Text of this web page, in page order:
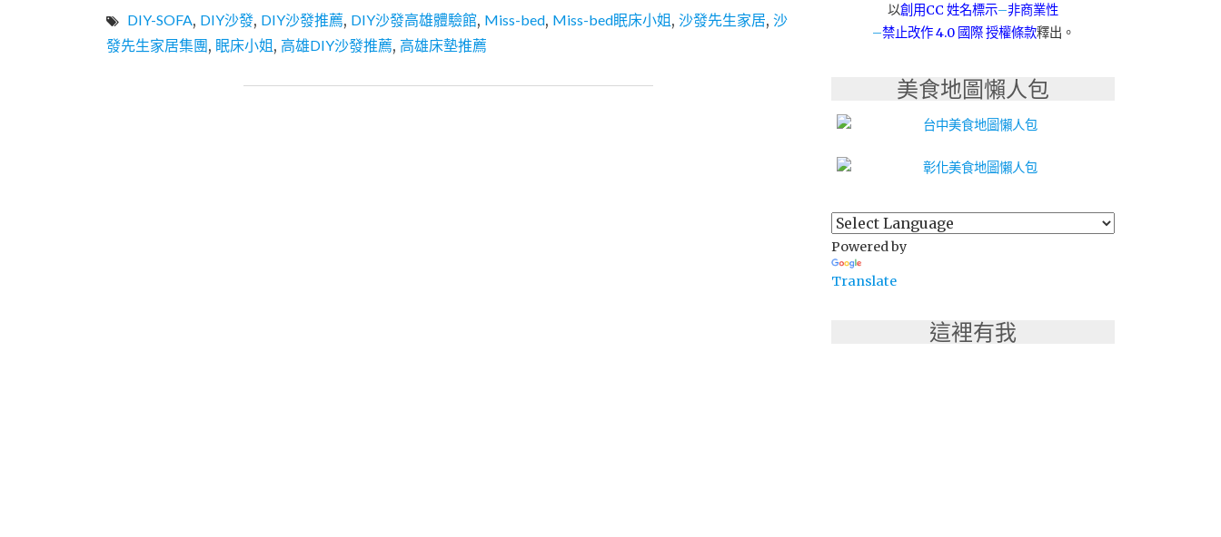
也
DIY-SOFA, DIY沙發, DIY沙發推薦, DIY沙發高雄體驗館, Miss-bed, Miss-bed眠床小姐, 沙發先生家居, 沙
發先生家居集團, 眠床小姐, 高雄DIY沙發推薦, 高雄床墊推薦
以創用CC 姓名標示–非商業性
–禁止改作4.0 國際 授權條款釋出。
美食地圖懶人包
Powered by
Translate
這裡有我